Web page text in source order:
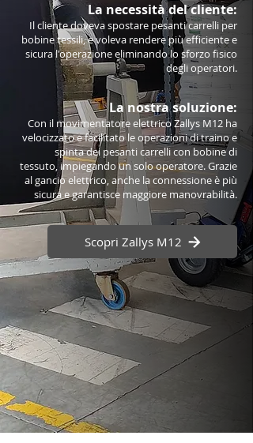
La necessità del cliente:
Il cliente doveva spostare pesanti carrelli per
bobine tessili, e voleva rendere più efficiente e
sicura l'operazione eliminando lo sforzo fisico
degli operatori.
La nostra soluzione:
Con il movimentatore elettrico Zallys M12 ha
velocizzato e facilitato le operazioni di traino e
spinta dei pesanti carrelli con bobine di
tessuto, impiegando un solo operatore. Grazie
al gancio elettrico, anche la connessione è più
sicura e garantisce maggiore manovrabilità.
Scopri Zallys M12